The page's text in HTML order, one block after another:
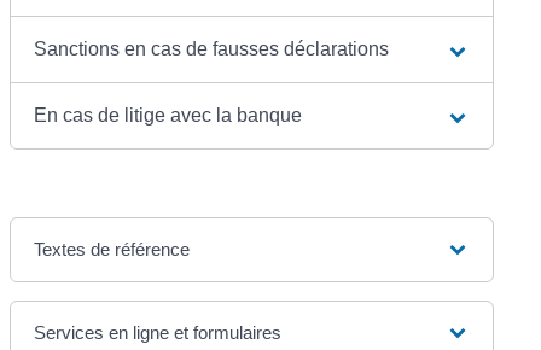
Sanctions en cas de fausses déclarations
En cas de litige avec la banque
Textes de référence
Services en ligne et formulaires